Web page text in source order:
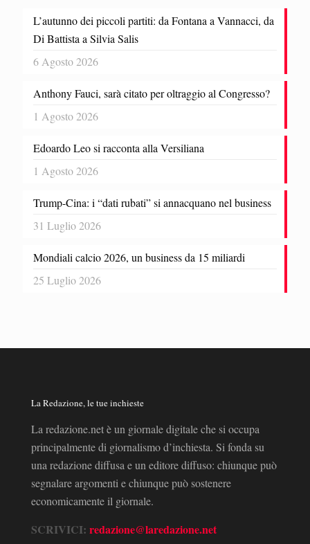
L’autunno dei piccoli partiti: da Fontana a Vannacci, da
Di Battista a Silvia Salis
6 Agosto 2026
Anthony Fauci, sarà citato per oltraggio al Congresso?
1 Agosto 2026
Edoardo Leo si racconta alla Versiliana
1 Agosto 2026
Trump-Cina: i “dati rubati” si annacquano nel business
31 Luglio 2026
Mondiali calcio 2026, un business da 15 miliardi
25 Luglio 2026
La Redazione, le tue inchieste
La redazione.net è un giornale digitale che si occupa
principalmente di giornalismo d’inchiesta. Si fonda su
una redazione diffusa e un editore diffuso: chiunque può
segnalare argomenti e chiunque può sostenere
economicamente il giornale.
SCRIVICI: redazione@laredazione.net